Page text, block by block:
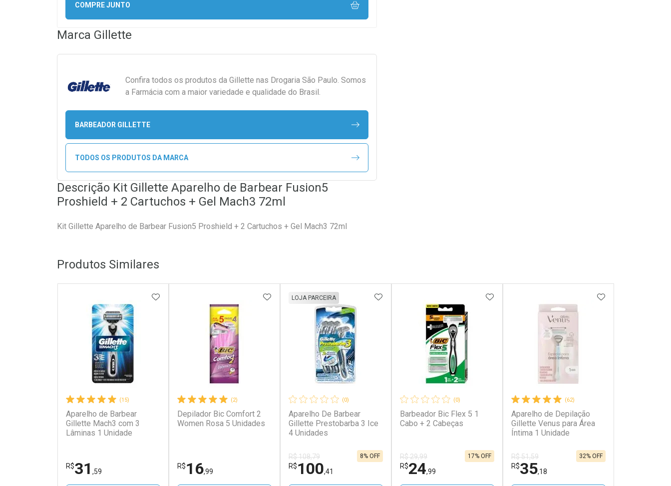
COMPRE JUNTO
Marca Gillette
Confira todos os produtos da Gillette nas Drogaria São Paulo. Somos
a Farmácia com a maior variedade e qualidade do Brasil.
BARBEADOR GILLETTE
TODOS OS PRODUTOS DA MARCA
Descrição Kit Gillette Aparelho de Barbear Fusion5
Proshield + 2 Cartuchos + Gel Mach3 72ml
Kit Gillette Aparelho de Barbear Fusion5 Proshield + 2 Cartuchos + Gel Mach3 72ml
Produtos Similares
(15)
Aparelho de Barbear
Gillette Mach3 com 3
Lâminas 1 Unidade
R$31 ,59
ADICIONAR AOS FAVORITOS
(2)
Depilador Bic Comfort 2
Women Rosa 5 Unidades
R$16,99
ADICIONAR AOS FAVORITOS
(0)
Aparelho De Barbear
Gillette Prestobarba 3 Ice
4 Unidades
LOJA PARCEIRA
R$ 108,79
R$100,41
8% OFF
ADICIONAR AOS FAVORITOS
(0)
Barbeador Bic Flex 5 1
Cabo + 2 Cabeças
R$ 29,99
R$24,99
17% OFF
ADICIONAR AOS FAVORITOS
(62)
Aparelho de Depilação
Gillette Venus para Área
Íntima 1 Unidade
R$ 51,59
R$35,18
32% OFF
ADICIONAR AOS